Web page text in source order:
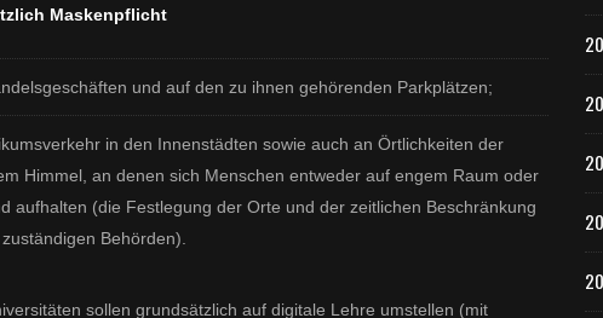
Maskenpflicht
und auf den zu ihnen gehörenden Parkplätzen;
in den Innenstädten sowie auch an Örtlichkeiten der
Himmel, an denen sich Menschen entweder auf engem Raum oder
aufhalten (die Festlegung der Orte und der zeitlichen Beschränkung
Behörden).
sollen grundsätzlich auf digitale Lehre umstellen (mit